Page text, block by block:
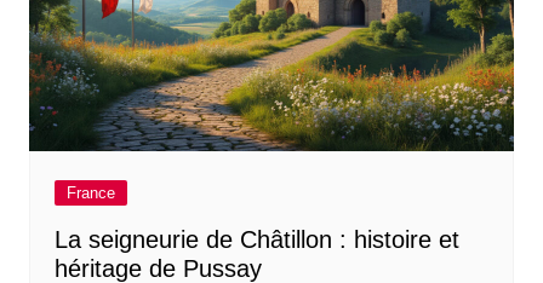
France
La seigneurie de Châtillon : histoire et
héritage de Pussay